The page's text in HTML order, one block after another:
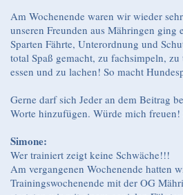
Am Wochenende waren wir wieder
unseren Freunden aus Mähringen ging
Sparten Fährte, Unterordnung und
total Spaß gemacht, zu fachsimpeln,
essen und zu lachen! So macht
Gerne darf sich Jeder an dem Beitrag
Worte hinzufügen. Würde mich freuen!
Simone:
Wer trainiert zeigt keine Schwäche!!!
Am vergangenen Wochenende hatten
Trainingswochenende mit der OG